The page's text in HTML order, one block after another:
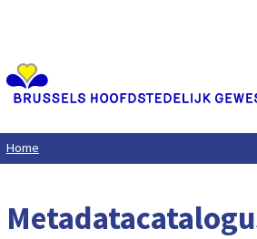
Home